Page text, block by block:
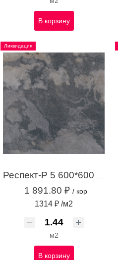
В корзину
Ликвидация
1 891.80 ₽ / кор
1314 ₽ /м2
м2
В корзину